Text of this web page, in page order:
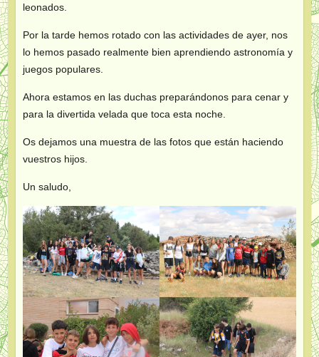
leonados.
Por la tarde hemos rotado con las actividades de ayer, nos
lo hemos pasado realmente bien aprendiendo astronomía y
juegos populares.
Ahora estamos en las duchas preparándonos para cenar y
para la divertida velada que toca esta noche.
Os dejamos una muestra de las fotos que están haciendo
vuestros hijos.
Un saludo,